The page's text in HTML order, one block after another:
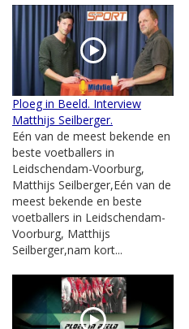
Ploeg in Beeld. Interview
Matthijs Seilberger.
Eén van de meest bekende en
beste voetballers in
Leidschendam-Voorburg,
Matthijs Seilberger,Eén van de
meest bekende en beste
voetballers in Leidschendam-
Voorburg, Matthijs
Seilberger,nam kort...